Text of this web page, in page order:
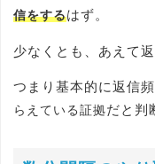
信をするはず。
少なくとも、あえて
つまり基本的に返信
らえている証拠だと判